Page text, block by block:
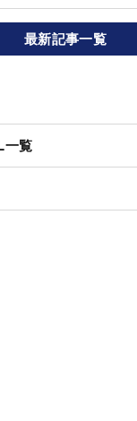
最新記事一覧
一覧